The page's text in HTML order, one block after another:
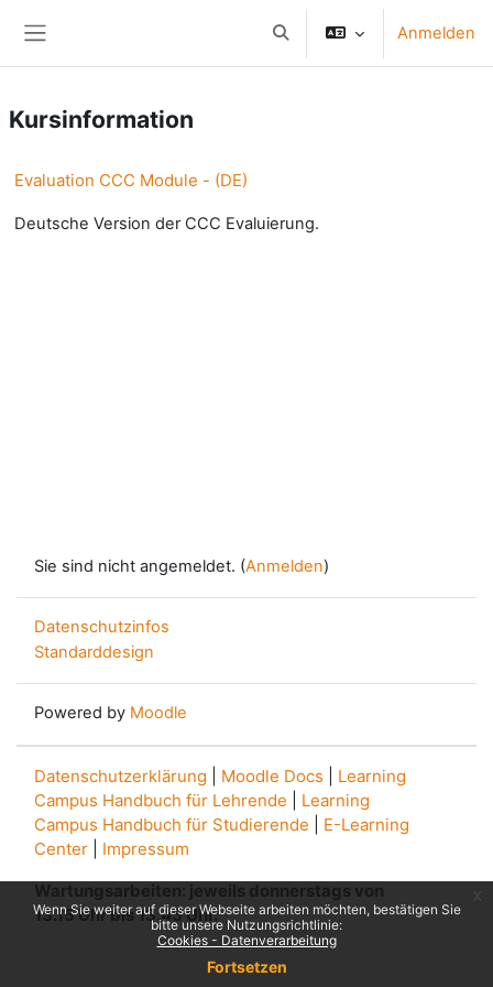
Wenn Sie weiter auf dieser Webseite arbeiten möchten, bestätigen Sie
bitte unsere Nutzungsrichtlinie:
Cookies - Datenverarbeitung
Fortsetzen
Sucheingabe umschalten
Anmelden
Kursinformation
Evaluation CCC Module - (DE)
Deutsche Version der CCC Evaluierung.
Sie sind nicht angemeldet. (Anmelden)
Datenschutzinfos
Standarddesign
Powered by Moodle
Datenschutzerklärung Moodle Docs
Learning
Campus Handbuch für Lehrende
Learning
Campus Handbuch für Studierende
E-Learning
Center
Impressum
Wartungsarbeiten: jeweils donnerstags von
13.15 Uhr bis 13.45 Uhr.